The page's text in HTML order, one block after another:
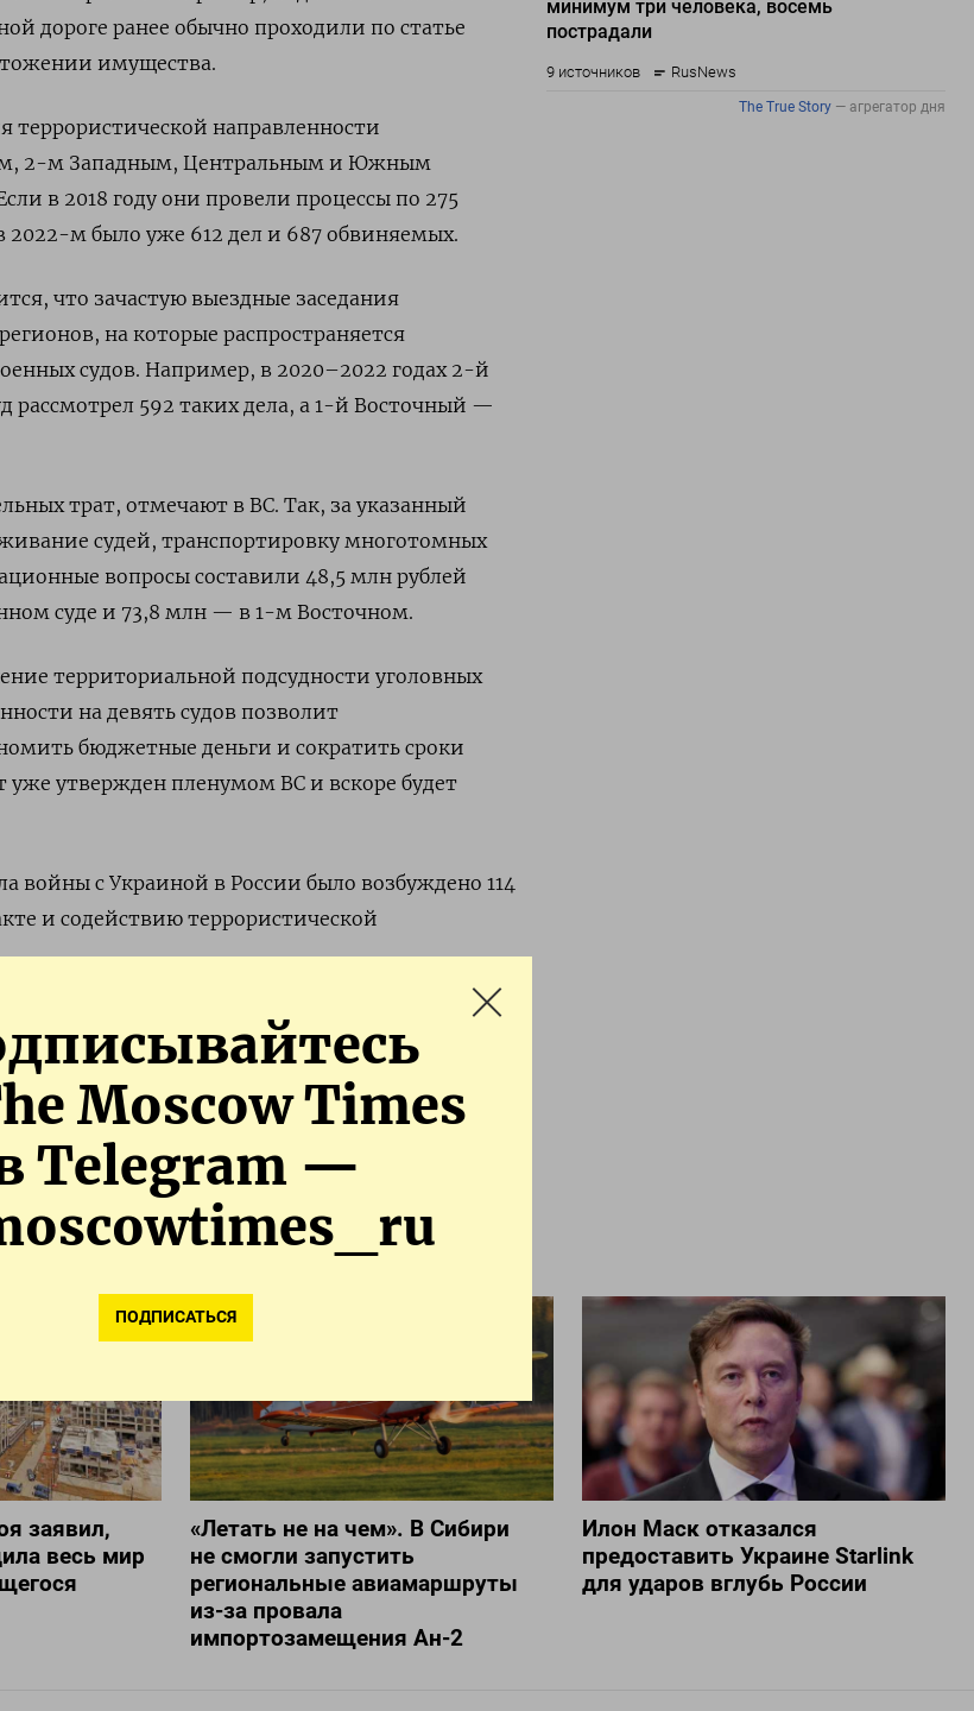
Moscow Times
Telegram —
ПОДПИСАТЬСЯ
дороге ранее обычно проходили по статье
имущества.
террористической направленности
2-м Западным, Центральным и Южным
в 2018 году они провели процессы по 275
2022-м было уже 612 дел и 687 обвиняемых.
что зачастую выездные заседания
на которые распространяется
судов. Например, в 2020–2022 годах 2-й
рассмотрел 592 таких дела, а 1-й Восточный —
трат, отмечают в ВС. Так, за указанный
судей, транспортировку многотомных
вопросы составили 48,5 млн рублей
суде и 73,8 млн — в 1-м Восточном.
территориальной подсудности уголовных
на девять судов позволит
бюджетные деньги и сократить сроки
уже утвержден пленумом ВС и вскоре будет
войны с Украиной в России было возбуждено 114
и содействию террористической
подписал закон об ужесточении наказания
максимальный срок до 20 лет.
ПОДПИСАТЬСЯ В GOOGLE
заявил,
весь мир
«Летать не на чем». В Сибири
не смогли запустить
региональные авиамаршруты
из-за провала
импортозамещения Ан-2
Илон Маск отказался
предоставить Украине Starlink
для ударов вглубь России